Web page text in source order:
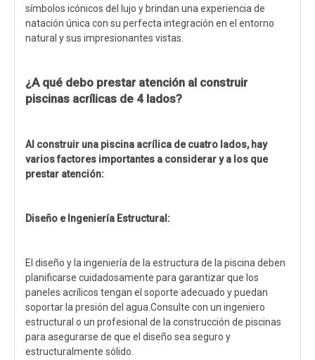
símbolos icónicos del lujo y brindan una experiencia de
natación única con su perfecta integración en el entorno
natural y sus impresionantes vistas.
¿A qué debo prestar atención al construir
piscinas acrílicas de 4 lados?
Al construir una piscina acrílica de cuatro lados, hay
varios factores importantes a considerar y a los que
prestar atención:
Diseño e Ingeniería Estructural:
El diseño y la ingeniería de la estructura de la piscina deben
planificarse cuidadosamente para garantizar que los
paneles acrílicos tengan el soporte adecuado y puedan
soportar la presión del agua.Consulte con un ingeniero
estructural o un profesional de la construcción de piscinas
para asegurarse de que el diseño sea seguro y
estructuralmente sólido.